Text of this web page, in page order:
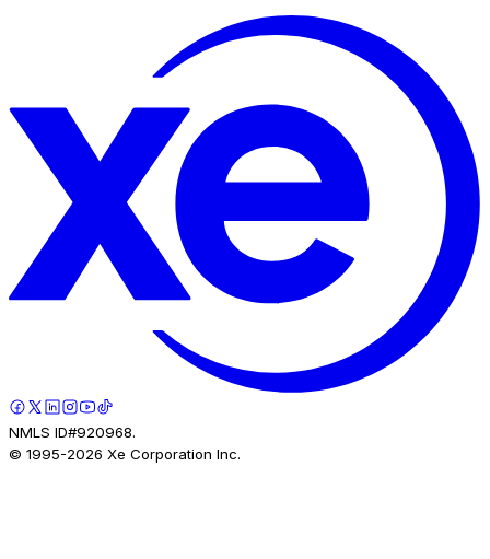
NMLS ID#920968.
© 1995-2026 Xe Corporation Inc.